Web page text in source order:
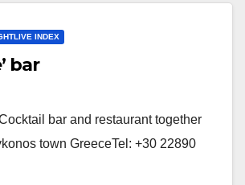
INDEX
bar
bar and restaurant together
town GreeceTel: +30 22890